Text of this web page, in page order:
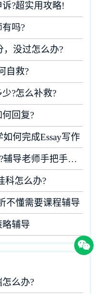
?超实用攻略!
吗?
，没过怎么办?
自救?
?怎么补救?
回复?
何完成Essay写作
澳洲留学R语言作业不会写?辅导老师手把手教学
科怎么办?
不懂需要课程辅导
辅导
么办?